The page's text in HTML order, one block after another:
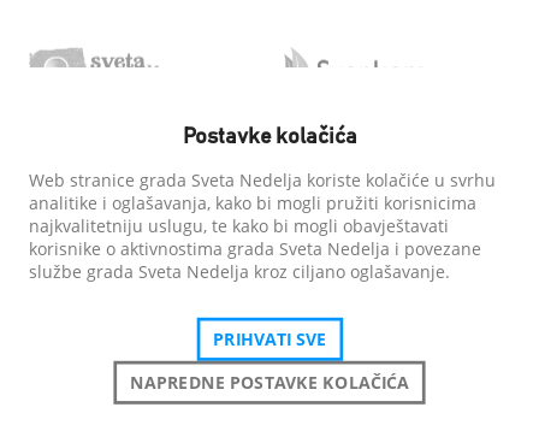
Postavke kolačića
Web stranice grada Sveta Nedelja koriste kolačiće u svrhu
analitike i oglašavanja, kako bi mogli pružiti korisnicima
najkvalitetniju uslugu, te kako bi mogli obavještavati
korisnike o aktivnostima grada Sveta Nedelja i povezane
službe grada Sveta Nedelja kroz ciljano oglašavanje.
PRIHVATI SVE
NAPREDNE POSTAVKE KOLAČIĆA